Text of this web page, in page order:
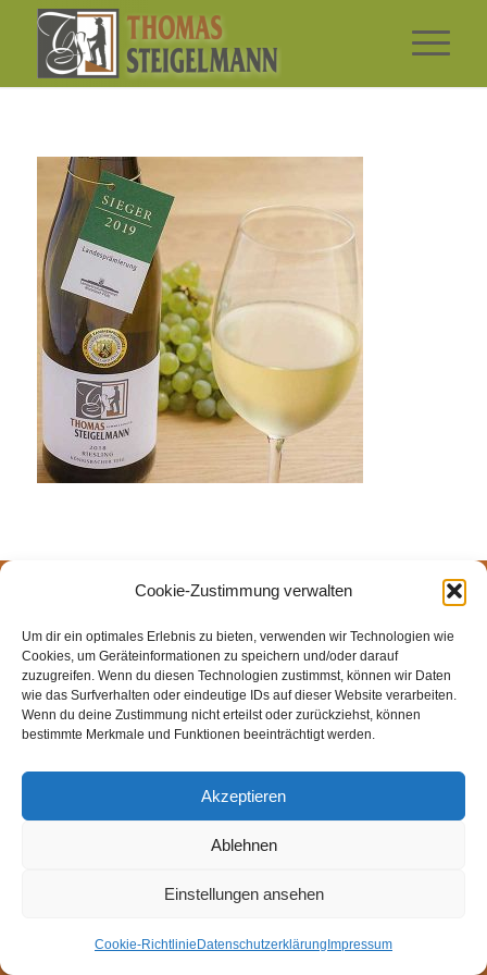
Cookie-Zustimmung verwalten
Um dir ein optimales Erlebnis zu bieten, verwenden wir Technologien wie
Cookies, um Geräteinformationen zu speichern und/oder darauf
zuzugreifen. Wenn du diesen Technologien zustimmst, können wir Daten
wie das Surfverhalten oder eindeutige IDs auf dieser Website verarbeiten.
Wenn du deine Zustimmung nicht erteilst oder zurückziehst, können
bestimmte Merkmale und Funktionen beeinträchtigt werden.
Akzeptieren
Ablehnen
Einstellungen ansehen
Cookie-Richtlinie Datenschutzerklärung Impressum
© Weingut Thomas Steigelmann
TAGEBUCH KONTAKT Impressum Datenschutz
Cookie-Richtlinie (EU)